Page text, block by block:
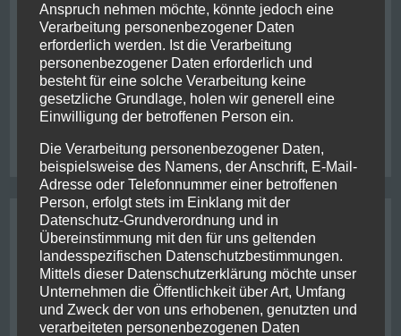
achental adrenaline bayern bike centre of nz chernobyl chiemgau
christchurch classic flight ferry franzjosef friends
helicopter hiking irish jetboat jurassic park
kaikoura
kawarau river kiwilake wanaka metlife milford sounds
nelson new yorknewzealand pancake rocks
penguin picton powerplant punakaiki queenstown
wanakawest coast whale
Archive
August 2021(2)
Oktober 2019(10)
Anspruch nehmen möchte, könnte jedoch eine
Verarbeitung personenbezogener Daten
erforderlich werden. Ist die Verarbeitung
personenbezogener Daten erforderlich und
besteht für eine solche Verarbeitung keine
gesetzliche Grundlage, holen wir generell eine
Einwilligung der betroffenen Person ein.
Die Verarbeitung personenbezogener Daten,
beispielsweise des Namens, der Anschrift, E-Mail-
Adresse oder Telefonnummer einer betroffenen
Person, erfolgt stets im Einklang mit der
Datenschutz-Grundverordnung und in
Übereinstimmung mit den für uns geltenden
landesspezifischen Datenschutzbestimmungen.
Mittels dieser Datenschutzerklärung möchte unser
Unternehmen die Öffentlichkeit über Art, Umfang
und Zweck der von uns erhobenen, genutzten und
verarbeiteten personenbezogenen Daten